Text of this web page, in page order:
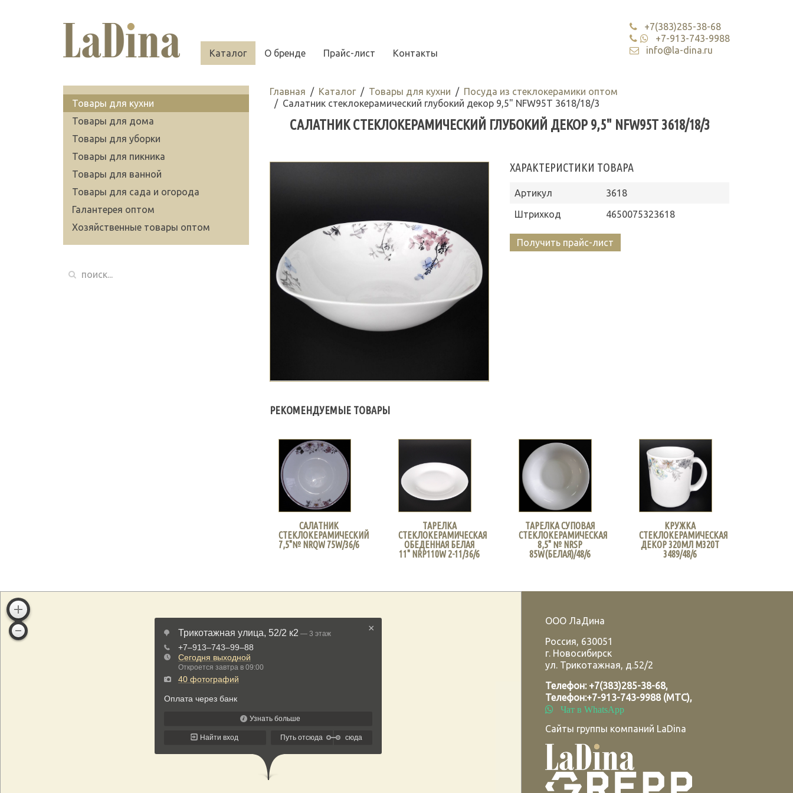
Каталог О бренде Прайс-лист Контакты
+7(383)285-38-68
+7-913-743-9988
info@la-dina.ru
Главная Каталог Товары для кухни
Посуда из стеклокерамики оптом
Салатник стеклокерамический глубокий декор 9,5" NFW95T 3618/18/3
САЛАТНИК СТЕКЛОКЕРАМИЧЕСКИЙ ГЛУБОКИЙ ДЕКОР 9,5" NFW95T 3618/18/3
ХАРАКТЕРИСТИКИ ТОВАРА
Артикул
3618
Штрихкод
4650075323618
Получить прайс-лист
РЕКОМЕНДУЕМЫЕ ТОВАРЫ
САЛАТНИК
СТЕКЛОКЕРАМИЧЕСКИЙ
7,5"№ NRQW 75W/36/6
ТАРЕЛКА
СТЕКЛОКЕРАМИЧЕСКАЯ
ОБЕДЕННАЯ БЕЛАЯ
11" NRP110W 2-11/36/6
ТАРЕЛКА СУПОВАЯ
СТЕКЛОКЕРАМИЧЕСКАЯ
8,5" № NRSP
85W(БЕЛАЯ)/48/6
КРУЖКА
СТЕКЛОКЕРАМИЧЕСКАЯ
ДЕКОР 320МЛ M320T
3489/48/6
Товары для кухни
Товары для дома
Товары для уборки
Товары для пикника
Товары для ванной
Товары для сада и огорода
Галантерея оптом
Хозяйственные товары оптом
ООО ЛаДина
Россия, 630051
г. Новосибирск
ул. Трикотажная, д.52/2
Телефон: +7(383)285-38-68,
Телефон:+7-913-743-9988 (МТС),
Чат в WhatsApp
Сайты группы компаний LaDina